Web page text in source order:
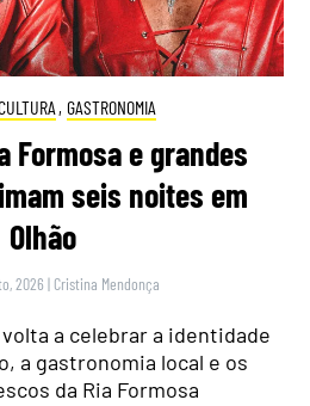
, GASTRONOMIA
Formosa e grandes
seis noites em
Olhão
2026 | Cristina Mendonça
a celebrar a identidade
a gastronomia local e os
da Ria Formosa